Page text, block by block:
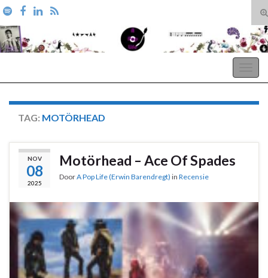
Search for:
TAG: MOTÖRHEAD
NOV
08
2025
Motörhead – Ace Of Spades
DoorA Pop Life (Erwin Barendregt) in Recensie